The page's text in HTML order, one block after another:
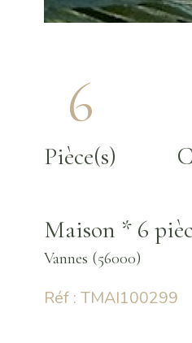
6
Pièce(s)
Maison * 6
Vannes (56000)
Réf : TMAI100299